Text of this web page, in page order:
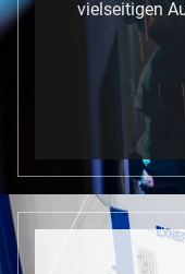
vielseitigen